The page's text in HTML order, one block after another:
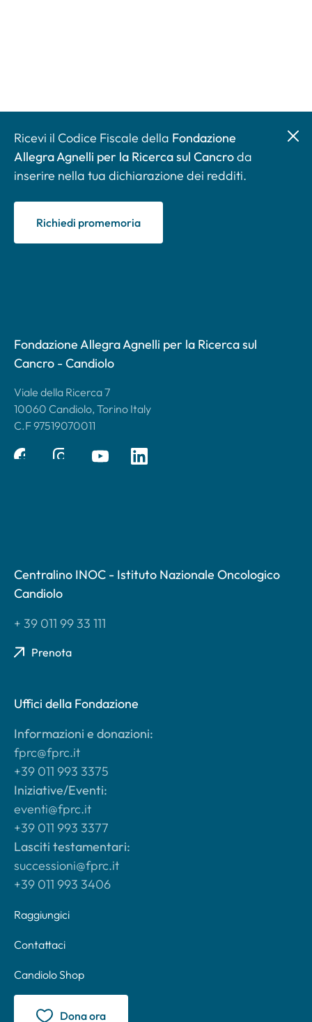
Ricevi il Codice Fiscale della Fondazione
Allegra Agnelli per la Ricerca sul Cancroda
inserire nella tua dichiarazione dei redditi.
Richiedi promemoria
Fondazione Allegra Agnelli per la Ricerca sul
Cancro - Candiolo
Viale della Ricerca 7
10060 Candiolo, Torino Italy
C.F 97519070011
Centralino INOC - Istituto Nazionale Oncologico
Candiolo
+ 39 011 99 33 111
Prenota
Uffici della Fondazione
Informazioni e donazioni:
fprc@fprc.it
+39 011 993 3375
Iniziative/Eventi:
eventi@fprc.it
+39 011 993 3377
Lasciti testamentari:
successioni@fprc.it
+39 011 993 3406
Raggiungici
Contattaci
Candiolo Shop
Dona ora